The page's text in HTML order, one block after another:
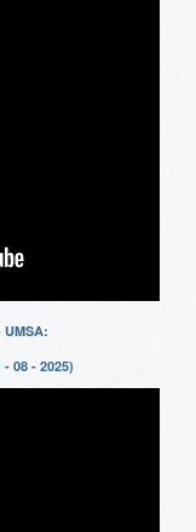
08 - 2025)